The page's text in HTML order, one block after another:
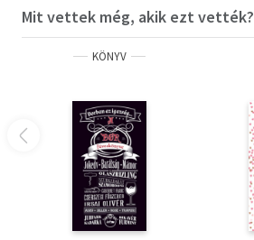
Mit vettek még, akik ezt vették?
KÖNYV